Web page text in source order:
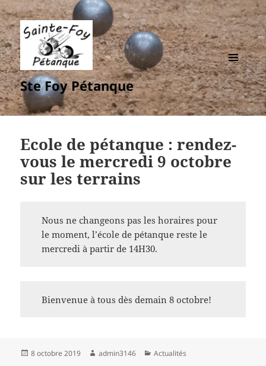
Ste Foy Pétanque
MENU
ET
WIDGETS
Ecole de pétanque : rendez-
vous le mercredi 9 octobre
sur les terrains
Nous ne changeons pas les horaires pour
le moment, l’école de pétanque reste le
mercredi à partir de 14H30.
Bienvenue à tous dès demain 8 octobre!
Publié
8 octobre 2019 Auteur
admin3146 Catégories
Actualités